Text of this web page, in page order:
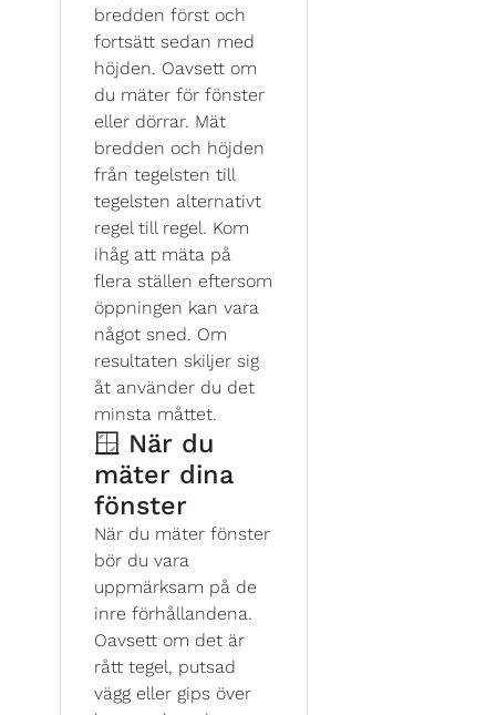
bredden först och
fortsätt sedan med
höjden. Oavsett om
du mäter för fönster
eller dörrar. Mät
bredden och höjden
från tegelsten till
tegelsten alternativt
regel till regel. Kom
ihåg att mäta på
flera ställen eftersom
öppningen kan vara
något sned. Om
resultaten skiljer sig
åt använder du det
minsta måttet.
🪟 När du
mäter dina
fönster
När du mäter fönster
bör du vara
uppmärksam på de
inre förhållandena.
Oavsett om det är
rått tegel, putsad
vägg eller gips över